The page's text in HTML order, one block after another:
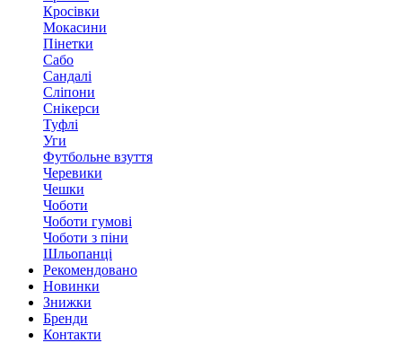
Кросівки
Мокасини
Пінетки
Сабо
Сандалі
Сліпони
Снікерси
Туфлі
Уги
Футбольне взуття
Черевики
Чешки
Чоботи
Чоботи гумові
Чоботи з піни
Шльопанці
Рекомендовано
Новинки
Знижки
Бренди
Контакти